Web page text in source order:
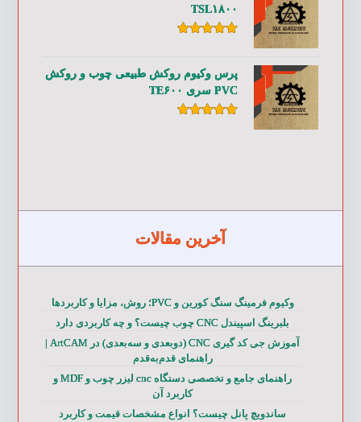
TSL۱۸۰۰
پرس وکیوم روکش طبیعی چوب و روکش
PVC سری TE۶۰۰
آخرین مقالات
وکیوم فرمینگ سنگ کورین و PVC؛ روش، مزایا و کاربردها
بلبرینگ اسپیندل CNC چوب چیست؟ و چه کاربردی دارد
آموزش جی کد گیری CNC (دوبعدی و سه‌بعدی) در ArtCAM |
راهنمای قدم‌به‌قدم
راهنمای جامع و تخصصی دستگاه cnc لیزر چوب و MDF و
کاربرد آن
ساندویچ پانل چیست؟ انواع مشخصات قیمت و کاربرد